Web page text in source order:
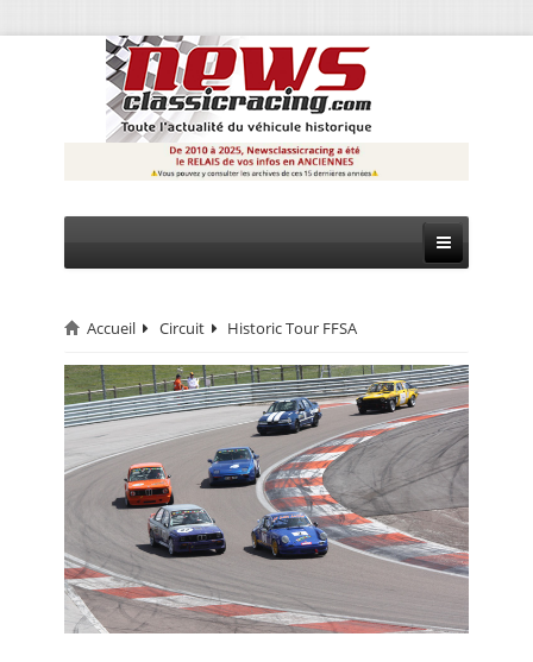
CIRCUIT
RALLYE
MONTAGNE
EVÈNEMENTS
CALENDRIER
FOCUS
Accueil Circuit Historic Tour FFSA